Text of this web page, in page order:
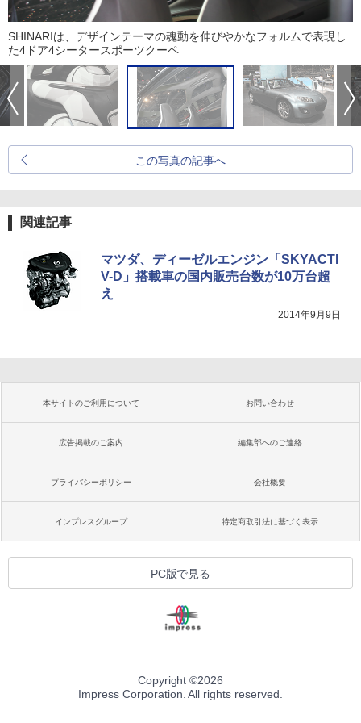
SHINARIは、デザインテーマの魂動を伸びやかなフォルムで表現し
た4ドア4シータースポーツクーペ
この写真の記事へ
関連記事
マツダ、ディーゼルエンジン「SKYACTI
V-D」搭載車の国内販売台数が10万台超
え
2014年9月9日
本サイトのご利用について お問い合わせ
広告掲載のご案内 編集部へのご連絡
プライバシーポリシー 会社概要
インプレスグループ 特定商取引法に基づく表示
PC版で見る
Copyright ©2026
Impress Corporation. All rights reserved.